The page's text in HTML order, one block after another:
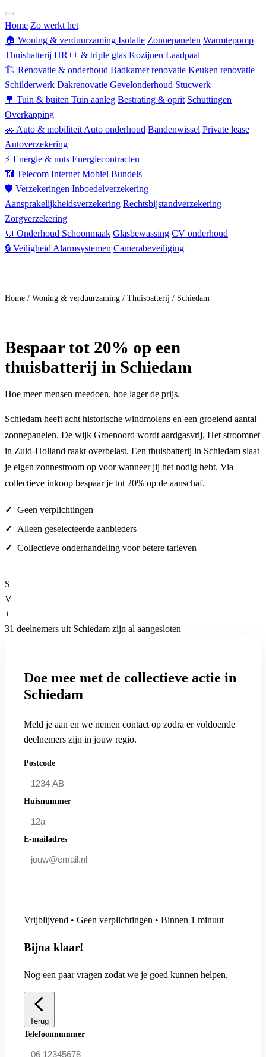
Home Zo werkt het
🏠 Woning & verduurzaming Isolatie Zonnepanelen Warmtepomp
Thuisbatterij HR++ & triple glas Kozijnen Laadpaal
🏗 Renovatie & onderhoud Badkamer renovatie Keuken renovatie
Schilderwerk Dakrenovatie Gevelonderhoud Stucwerk
🌳 Tuin & buiten Tuin aanleg Bestrating & oprit Schuttingen
Overkapping
🚗 Auto & mobiliteit Auto onderhoud Bandenwissel Private lease
Autoverzekering
⚡ Energie & nuts Energiecontracten
📶 Telecom Internet Mobiel Bundels
🛡 Verzekeringen Inboedelverzekering
Aansprakelijkheidsverzekering Rechtsbijstandverzekering
Zorgverzekering
🧼 Onderhoud Schoonmaak Glasbewassing CV onderhoud
🔒 Veiligheid Alarmsystemen Camerabeveiliging
Home / Woning & verduurzaming / Thuisbatterij / Schiedam
Bespaartot 20% op een
thuisbatterij in Schiedam
Hoe meer mensen meedoen, hoe lager de prijs.
Schiedam heeft acht historische windmolens en een groeiend aantal
zonnepanelen. De wijk Groenoord wordt aardgasvrij. Het stroomnet
in Zuid-Holland raakt overbelast. Een thuisbatterij in Schiedam slaat
je eigen zonnestroom op voor wanneer jij het nodig hebt. Via
collectieve inkoop bespaar je tot 20% op de aanschaf.
Geen verplichtingen
Alleen geselecteerde aanbieders
Collectieve onderhandeling voor betere tarieven
S
V
+
31 deelnemers uit Schiedam zijn al aangesloten
Doe mee met de collectieve actie in
Schiedam
Meld je aan en we nemen contact op zodra er voldoende
deelnemers zijn in jouw regio.
Postcode
Huisnummer
E-mailadres
Vrijblijvend • Geen verplichtingen • Binnen 1 minuut
Bijna klaar!
Nog een paar vragen zodat we je goed kunnen helpen.
Terug
Telefoonnummer